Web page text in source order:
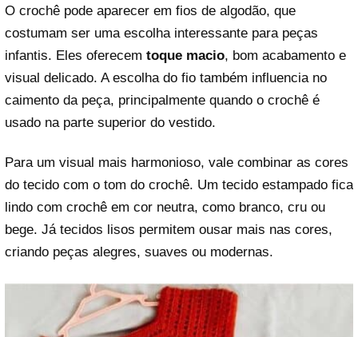
O crochê pode aparecer em fios de algodão, que
costumam ser uma escolha interessante para peças
infantis. Eles oferecem toque macio, bom acabamento e
visual delicado. A escolha do fio também influencia no
caimento da peça, principalmente quando o crochê é
usado na parte superior do vestido.
Para um visual mais harmonioso, vale combinar as cores
do tecido com o tom do crochê. Um tecido estampado fica
lindo com crochê em cor neutra, como branco, cru ou
bege. Já tecidos lisos permitem ousar mais nas cores,
criando peças alegres, suaves ou modernas.